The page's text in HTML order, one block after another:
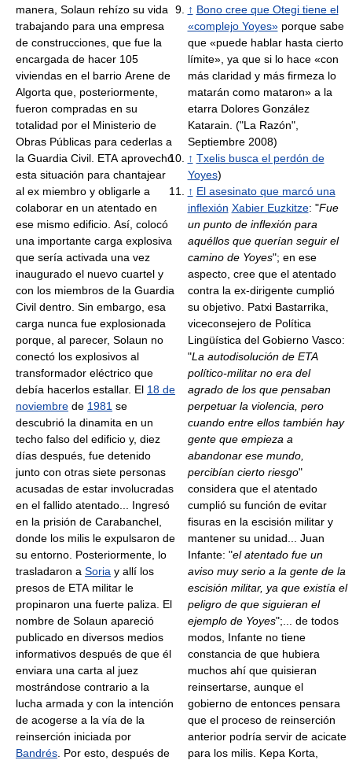
manera, Solaun rehízo su vida
trabajando para una empresa
de construcciones, que fue la
encargada de hacer 105
viviendas en el barrio Arene de
Algorta que, posteriormente,
fueron compradas en su
totalidad por el Ministerio de
Obras Públicas para cederlas a
la Guardia Civil. ETA aprovechó
esta situación para chantajear
al ex miembro y obligarle a
colaborar en un atentado en
ese mismo edificio. Así, colocó
una importante carga explosiva
que sería activada una vez
inaugurado el nuevo cuartel y
con los miembros de la Guardia
Civil dentro. Sin embargo, esa
carga nunca fue explosionada
porque, al parecer, Solaun no
conectó los explosivos al
transformador eléctrico que
debía hacerlos estallar. El 18 de
noviembre de 1981 se
descubrió la dinamita en un
techo falso del edificio y, diez
días después, fue detenido
junto con otras siete personas
acusadas de estar involucradas
en el fallido atentado... Ingresó
en la prisión de Carabanchel,
donde los milis le expulsaron de
su entorno. Posteriormente, lo
trasladaron a Soria y allí los
presos de ETA militar le
propinaron una fuerte paliza. El
nombre de Solaun apareció
publicado en diversos medios
informativos después de que él
enviara una carta al juez
mostrándose contrario a la
lucha armada y con la intención
de acogerse a la vía de la
reinserción iniciada por
Bandrés . Por esto, después de
↑ Bono cree que Otegi tiene el
«complejo Yoyes»porque sabe
que «puede hablar hasta cierto
límite», ya que si lo hace «con
más claridad y más firmeza lo
matarán como mataron» a la
etarra Dolores González
Katarain. ("La Razón",
Septiembre 2008)
↑ Txelis busca el perdón de
Yoyes)
↑ El asesinato que marcó una
inflexión Xabier Euzkitze: "Fue
un punto de inflexión para
aquéllos que querían seguir el
camino de Yoyes"; en ese
aspecto, cree que el atentado
contra la ex-dirigente cumplió
su objetivo. Patxi Bastarrika,
viceconsejero de Política
Lingüística del Gobierno Vasco:
"La autodisolución de ETA
político-militar no era del
agrado de los que pensaban
perpetuar la violencia, pero
cuando entre ellos también hay
gente que empieza a
abandonar ese mundo,
percibían cierto riesgo"
considera que el atentado
cumplió su función de evitar
fisuras en la escisión militar y
mantener su unidad... Juan
Infante: "el atentado fue un
aviso muy serio a la gente de la
escisión militar, ya que existía el
peligro de que siguieran el
ejemplo de Yoyes";... de todos
modos, Infante no tiene
constancia de que hubiera
muchos ahí que quisieran
reinsertarse, aunque el
gobierno de entonces pensara
que el proceso de reinserción
anterior podría servir de acicate
para los milis. Kepa Korta,